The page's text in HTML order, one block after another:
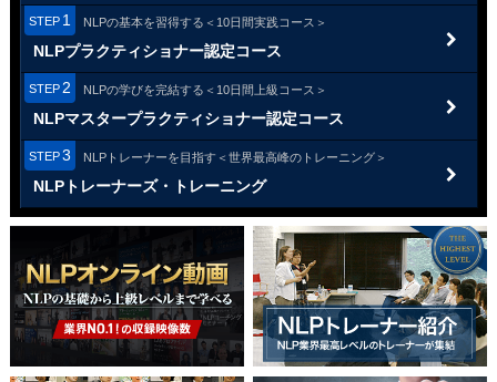
STEP 1 NLPの基本を習得する ＜10日間実践コース＞
NLPプラクティショナー認定コース
STEP 2 NLPの学びを完結する ＜10日間上級コース＞
NLPマスタープラクティショナー認定コース
STEP 3 NLPトレーナーを目指す＜世界最高峰のトレーニング＞
NLPトレーナーズ・ トレーニング